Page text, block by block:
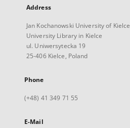
Address
Jan Kochanowski University of Kielce
University Library in Kielce
ul. Uniwersytecka 19
25-406 Kielce, Poland
Phone
(+48) 41 349 71 55
E-Mail